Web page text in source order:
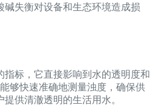
碱失衡对设备和生态环境造成损
标，它直接影响到水的透明度和
够快速准确地测量浊度，确保供
供清澈透明的生活用水。